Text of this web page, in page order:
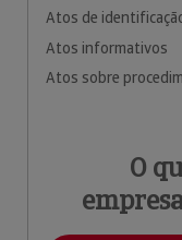
Atos de
Atos informativos
Atos sobre
O